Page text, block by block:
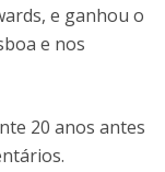
e ganhou o
e nos
20 anos antes